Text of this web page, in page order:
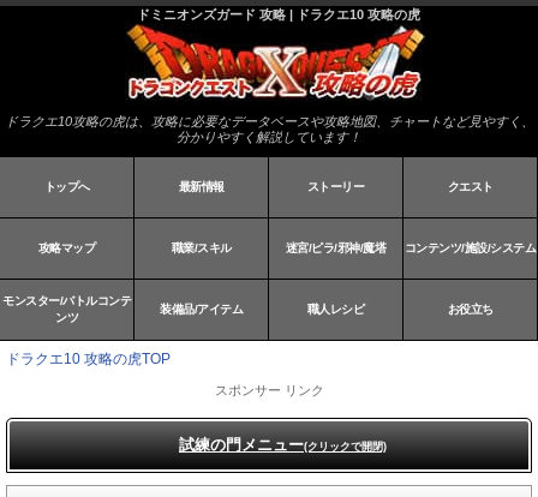
ドミニオンズガード 攻略 | ドラクエ10 攻略の虎
ドラクエ10攻略の虎は、攻略に必要なデータベースや攻略地図、チャートなど見やすく、
分かりやすく解説しています！
トップへ 最新情報 ストーリー クエスト
攻略マップ 職業/スキル 迷宮/ピラ/邪神/魔塔 コンテンツ/施設/システム
モンスター/バトルコンテ
ンツ
装備品/アイテム 職人レシピ お役立ち
ドラクエ10 攻略の虎TOP
スポンサー リンク
試練の門メニュー(クリックで開閉)